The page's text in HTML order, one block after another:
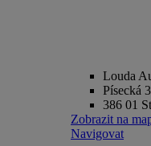
Louda
Písecká
386 01
Zobrazit na
Navigovat